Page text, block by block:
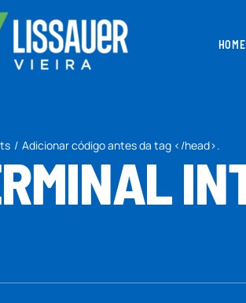
HOME
Adicionar código antes da tag </head>.